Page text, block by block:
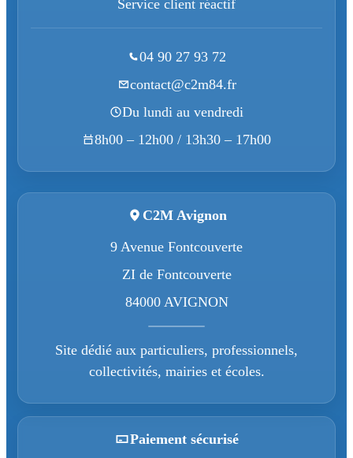
Service client réactif
04 90 27 93 72
contact@c2m84.fr
Du lundi au vendredi
8h00 – 12h00 / 13h30 – 17h00
C2M Avignon
9 Avenue Fontcouverte
ZI de Fontcouverte
84000 AVIGNON
Site dédié aux particuliers, professionnels,
collectivités, mairies et écoles.
Paiement sécurisé